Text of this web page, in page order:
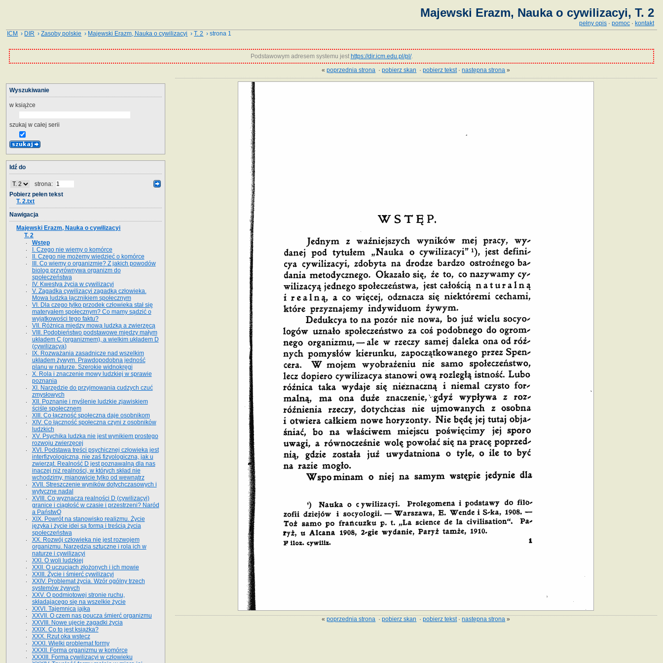
Majewski Erazm, Nauka o cywilizacyi, T. 2
pełny opis · pomoc · kontakt
ICM › DIR ›Zasoby polskie › Majewski Erazm, Nauka o cywilizacyi ›T. 2 › strona 1
Podstawowym adresem systemu jest https://dir.icm.edu.pl/pl/.
«poprzednia strona ·pobierz skan ·pobierz tekst·następna strona »
«poprzednia strona ·pobierz skan ·pobierz tekst·następna strona »
Wyszukiwanie
w książce
szukaj w całej serii
Idź do
strona:
Pobierz pełen tekst
T. 2.txt
Nawigacja
Majewski Erazm, Nauka o cywilizacyi
T. 2
Wstęp
I. Czego nie wiemy o komórce
II. Czego nie możemy wiedzieć o komórce
III. Co wiemy o organizmie? Z jakich powodów
biolog przyrównywa organizm do
społeczeństwa
IV. Kwestya życia w cywilizacyi
V. Zagadka cywilizacyi zagadką człowieka.
Mowa ludzka łącznikiem społecznym
VI. Dla czego tylko przodek człowieka stał się
materyałem społecznym? Co mamy sądzić o
wyjątkowości tego faktu?
VII. Różnica między mową ludzką a zwierzęcą
VIII. Podobieństwo podstawowe między małym
układem C (organizmem), a wielkim układem D
(cywilizacyą)
IX. Rozważania zasadnicze nad wszelkim
układem żywym. Prawdopodobna jedność
planu w naturze. Szerokie widnokręgi
X. Rola i znaczenie mowy ludzkiej w sprawie
poznania
XI. Narzędzie do przyjmowania cudzych czuć
zmysłowych
XII. Poznanie i myślenie ludzkie zjawiskiem
ściśle społecznem
XIII. Co łączność społeczna daje osobnikom
XIV. Co łączność społeczna czyni z osobników
ludzkich
XV. Psychika ludzka nie jest wynikiem prostego
rozwoju zwierzęcej
XVI. Podstawa treści psychicznej człowieka jest
interfizyologiczna, nie zaś fizyologiczna, jak u
zwierząt. Realność D jest poznawalną dla nas
inaczej niż realności, w których skład nie
wchodzimy, mianowicie tylko od wewnątrz
XVII. Streszczenie wyników dotychczasowych i
wytyczne nadal
XVIII. Co wyznacza realności D (cywilizacyi)
granice i ciągłość w czasie i przestrzeni? Naród
a PaństwO
XIX. Powrót na stanowisko realizmu. Życie
języka i życie idei są formą i treścią życia
społeczeństwa
XX. Rozwój człowieka nie jest rozwojem
organizmu. Narzędzia sztuczne i rola ich w
naturze i cywilizacyi
XXI. O woli ludzkiej
XXII. O uczuciach złożonych i ich mowie
XXIII. Życie i śmierć cywilizacyi
XXIV. Problemat życia. Wzór ogólny trzech
systemów żywych
XXV. O podmiotowej stronie ruchu,
składającego się na wszelkie życie
XXVI. Tajemnica jajka
XXVII. O czem nas poucza śmierć organizmu
XXVIII. Nowe ujęcie zagadki życia
XXIX. Co to jest książka?
XXX. Rzut oka wstecz
XXXI. Wielki problemat formy
XXXII. Forma organizmu w komórce
XXXIII. Forma cywilizacyi w człowieku